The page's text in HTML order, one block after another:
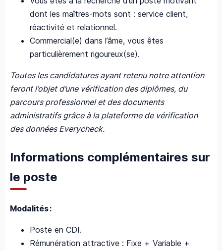
dont les maîtres-mots sont : service client,
réactivité et relationnel.
Commercial(e) dans l’âme, vous êtes
particulièrement rigoureux(se).
Toutes les candidatures ayant retenu notre attention
feront l’objet d’une vérification des diplômes, du
parcours professionnel et des documents
administratifs grâce à la plateforme de vérification
des données Everycheck.
Informations complémentaires sur
le poste
Modalités :
Poste en CDI.
Rémunération attractive : Fixe + Variable +